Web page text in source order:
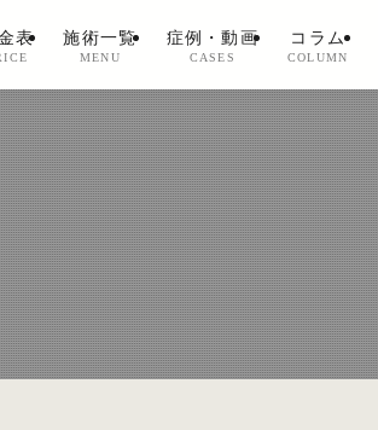
表 施術一覧
MENU
症例・動画
CASES
コラム
COLUMN